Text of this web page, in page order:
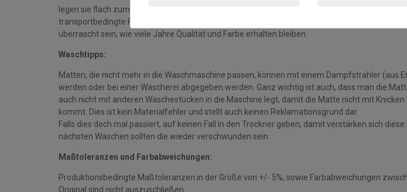
legen sie flach zum Trocknen aus. Dadurch richten sich die Fasern auf, der Mattenflor wird
transportbedingte Falten und Knicke werden wieder glatt. Pflegen Sie so Ihre Fußmatte
überrascht sein, wie viele Jahre Qualität und Farbe erhalten bleiben.
Waschtipps:
Matten, die nicht mehr in die Waschmaschine passen, können mit einem Dampfstrahler (aus
werden oder bei einer Wäscherei abgegeben werden. Ganz wichtig ist auch, dass man die
auch nicht mit anderen Wäschestücken in die Maschine legt, damit die Matte nicht mit
kommt. Dies ist kein Materialfehler und stellt auch keinen Reklamationsgrund dar.
Falls dies doch mal passiert, auf keinen Fall in den Trockner geben, damit verstärken sich diese
nächsten Waschen sollten die wieder verschwunden sein.
Maßtoleranzen und Farbabweichungen:
Produktionsbedingte Maßtoleranzen in der Größe von +/- 5%, sowie Farbabweichungen
Original sind nicht auszuschließen